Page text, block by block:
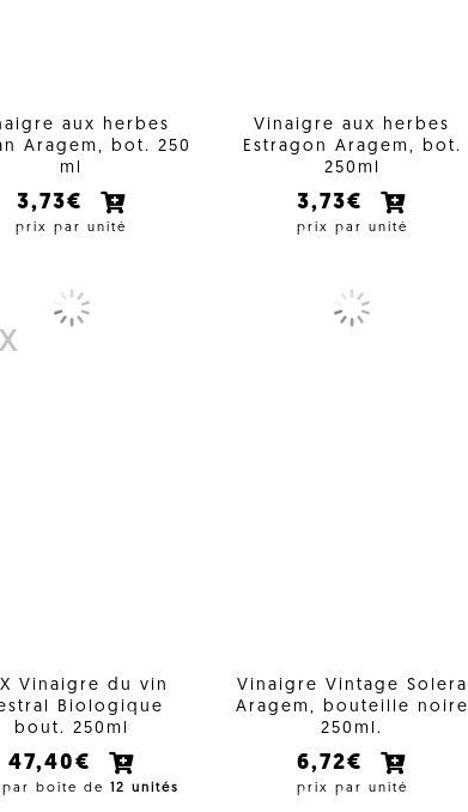
aux herbes
Aragem, bot. 250
ml
3,73€
prix par unité
Vinaigre aux herbes
Estragon Aragem, bot.
250ml
3,73€
prix par unité
X Vinaigre du vin
Biologique
bout. 250ml
47,40€
boîte de 12 unités
Vinaigre Vintage Solera
Aragem, bouteille noire
250ml.
6,72€
prix par unité